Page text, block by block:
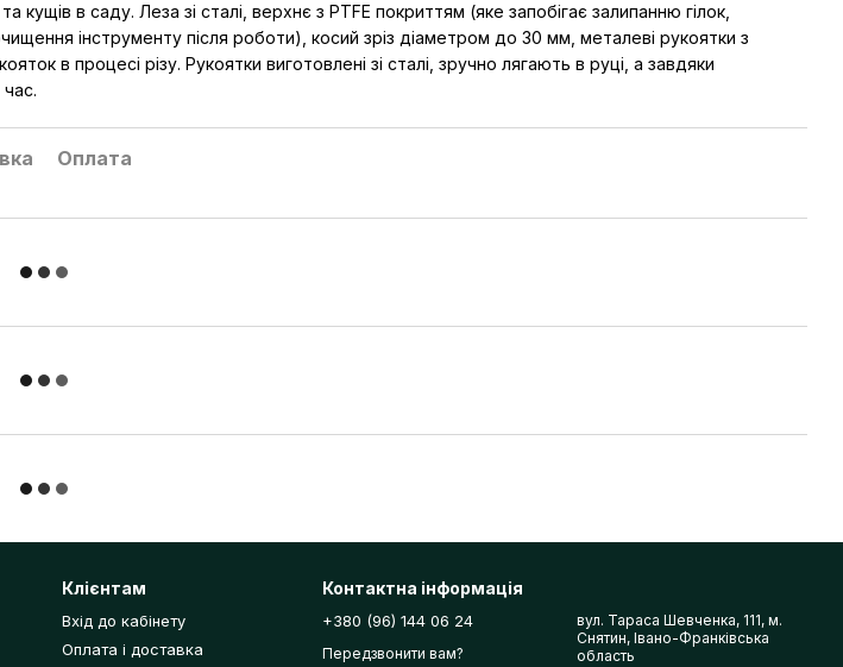
в саду. Леза зi сталі, верхнє з PTFE покриттям (яке запобігає залипанню гілок,
інструменту після роботи), косий зріз діаметром до 30 мм, металеві рукоятки з
в процесi рiзу. Рукоятки виготовлені зі сталі, зручно лягають в руці, а завдяки
Оплата
Клієнтам
Вхід до кабінету
Оплата і доставка
Контактна інформація
+380 (96) 144 06 24
Передзвонити вам?
вул. Тараса Шевченка, 111, м.
Снятин, Івано-Франківська
область